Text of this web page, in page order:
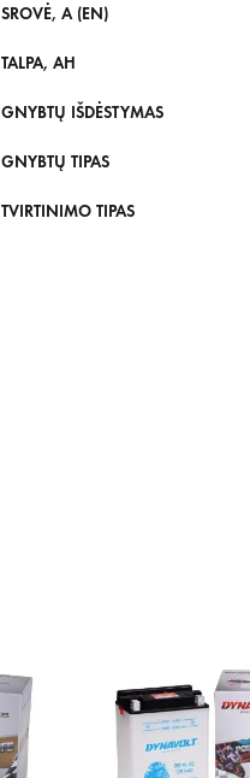
SROVĖ, A (EN)
TALPA, AH
GNYBTŲ IŠDĖSTYMAS
GNYBTŲ TIPAS
TVIRTINIMO TIPAS